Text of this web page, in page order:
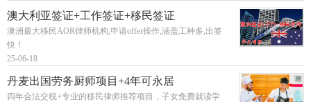
澳大利亚签证+工作签证+移民签证
澳洲最大移民AOR律师机构,申请offer操作,涵盖工种多,出签
快！
25-06-18
丹麦出国劳务厨师项目+4年可永居
四年合法交税+专业的移民律师推荐项目，子女免费就读学